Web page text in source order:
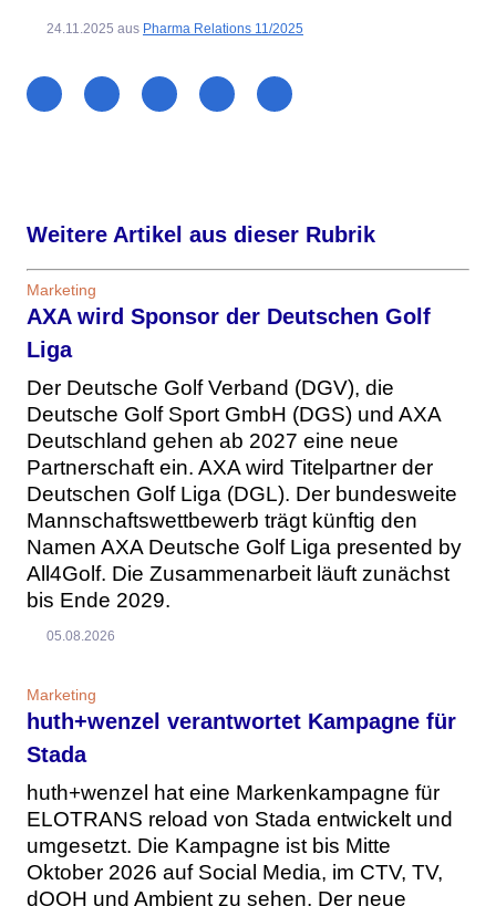
24.11.2025 aus Pharma Relations 11/2025
Weitere Artikel aus dieser Rubrik
Marketing
AXA wird Sponsor der Deutschen Golf
Liga
Der Deutsche Golf Verband (DGV), die
Deutsche Golf Sport GmbH (DGS) und AXA
Deutschland gehen ab 2027 eine neue
Partnerschaft ein. AXA wird Titelpartner der
Deutschen Golf Liga (DGL). Der bundesweite
Mannschaftswettbewerb trägt künftig den
Namen AXA Deutsche Golf Liga presented by
All4Golf. Die Zusammenarbeit läuft zunächst
bis Ende 2029.
05.08.2026
Marketing
huth+wenzel verantwortet Kampagne für
Stada
huth+wenzel hat eine Markenkampagne für
ELOTRANS reload von Stada entwickelt und
umgesetzt. Die Kampagne ist bis Mitte
Oktober 2026 auf Social Media, im CTV, TV,
dOOH und Ambient zu sehen. Der neue